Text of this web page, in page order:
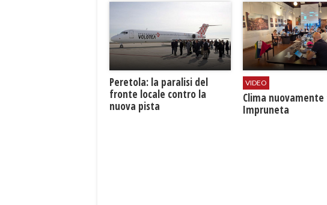
Peretola: la paralisi del
fronte locale contro la
nuova pista
VIDEO
​Clima nuovamente
Impruneta